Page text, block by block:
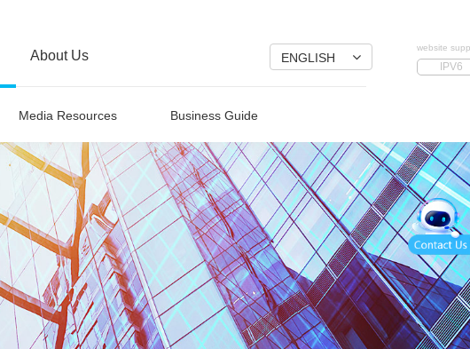
Media Resources Business Guide
About Us
website
IPV6
ENGLISH